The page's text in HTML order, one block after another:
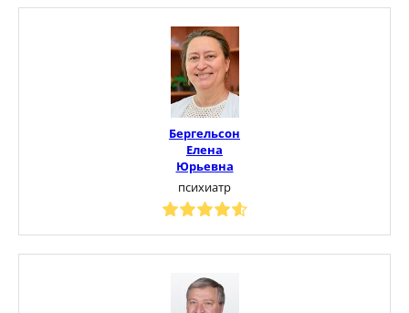
Бергельсон
Елена
Юрьевна
психиатр